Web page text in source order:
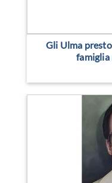
Gli Ulma
famiglia